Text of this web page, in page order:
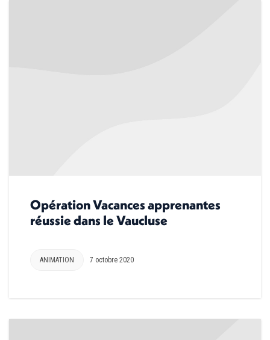
Opération Vacances apprenantes
réussie dans le Vaucluse
ANIMATION 7 octobre 2020